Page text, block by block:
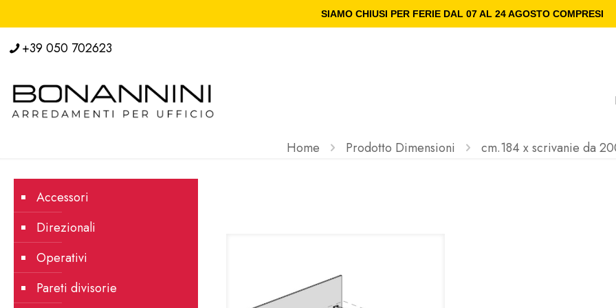
SIAMO CHIUSI PER FERIE DAL 07 AL 24 AGOSTO COMPRESI
+39 050 702623
Home Prodotto Dimensioni cm.184 x scrivanie da
Accessori
Direzionali
Operativi
Pareti divisorie